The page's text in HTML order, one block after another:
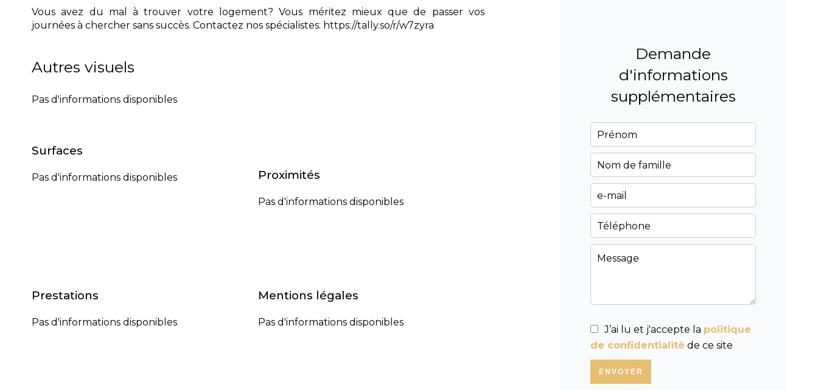
Vous avez du mal à trouver votre logement? Vous méritez mieux que de passer vos
journées à chercher sans succès. Contactez nos spécialistes: https://tally.so/r/w7zyra
Autres visuels
Pas d'informations disponibles
Surfaces
Pas d'informations disponibles Proximités
Pas d'informations disponibles
Prestations
Pas d'informations disponibles
Mentions légales
Pas d'informations disponibles
Demande
d'informations
supplémentaires
J’ai lu et j'accepte la politique
de confidentialité de ce site
ENVOYER